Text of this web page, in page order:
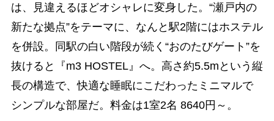
は、見違えるほどオシャレに変身した。“瀬戸内の
新たな拠点”をテーマに、なんと駅2階にはホステル
を併設。同駅の白い階段が続く“おのたびゲート”を
抜けると『m3 HOSTEL』へ。高さ約5.5mという縦
長の構造で、快適な睡眠にこだわったミニマルで
シンプルな部屋だ。料金は1室2名 8640円～。